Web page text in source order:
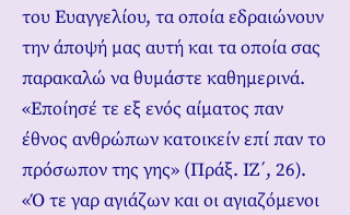
του Ευαγγελίου, τα οποία εδραιώνουν
την άποψή μας αυτή και τα οποία σας
παρακαλώ να θυμάστε καθημερινά.
«Εποίησέ τε εξ ενός αίματος παν
έθνος ανθρώπων κατοικείν επί παν το
πρόσωπον της γης» (Πράξ. ΙΖ΄, 26).
«Ό τε γαρ αγιάζων και οι αγιαζόμενοι